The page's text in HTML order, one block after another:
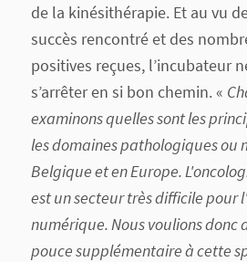
de la kinésithérapie. Et au vu
succès rencontré et des
positives reçues, l’incubateur
s’arrêter en si bon chemin. «
examinons quelles sont les
les domaines pathologiques ou
Belgique et en Europe.
est un secteur très difficile pour
numérique. Nous voulions donc
pouce supplémentaire à cette